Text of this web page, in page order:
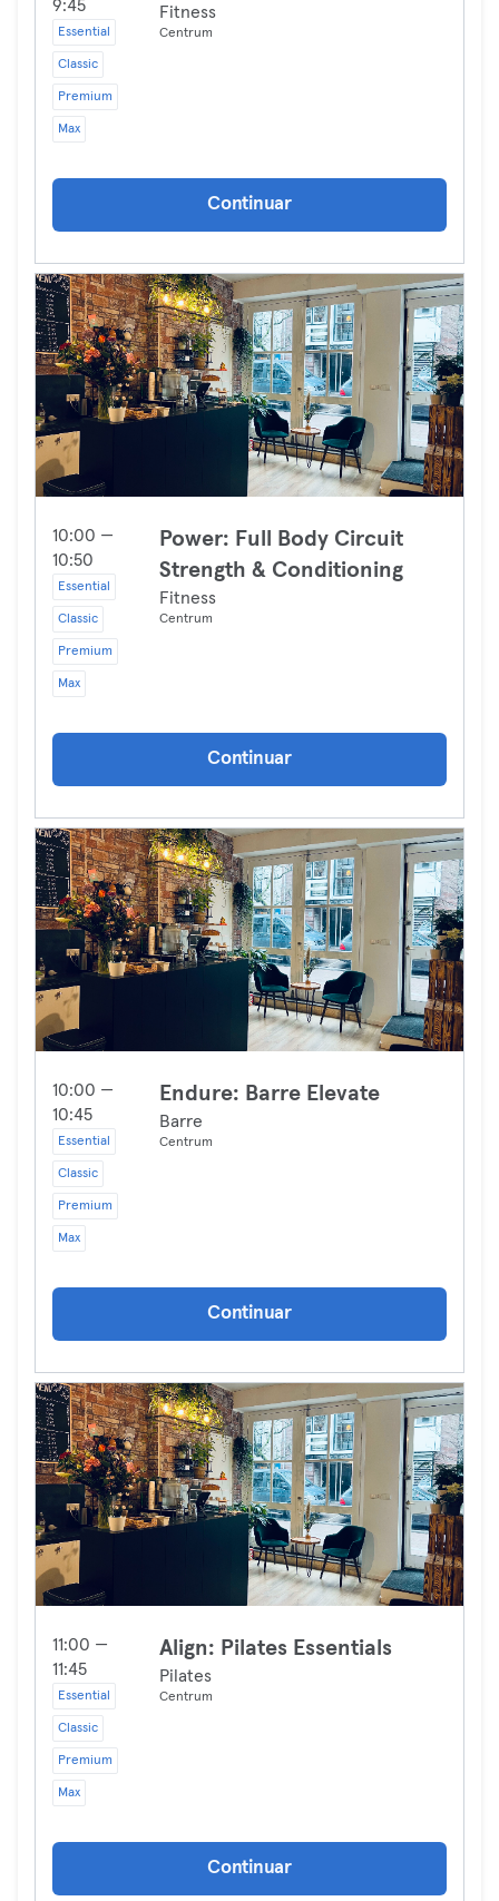
9:45
Essential
Classic
Premium
Max
Fitness
Centrum
Continuar
10:00 —
10:50
Essential
Classic
Premium
Max
Power: Full Body Circuit
Strength & Conditioning
Fitness
Centrum
Continuar
10:00 —
10:45
Essential
Classic
Premium
Max
Endure: Barre Elevate
Barre
Centrum
Continuar
11:00 —
11:45
Essential
Classic
Premium
Max
Align: Pilates Essentials
Pilates
Centrum
Continuar